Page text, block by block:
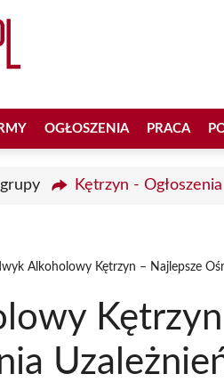
OGŁOSZENIA PRACA
Kętrzyn -
Alkoholowy Kętrzyn – Najlepsze